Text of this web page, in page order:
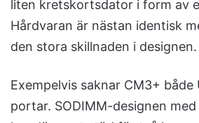
liten kretskortsdator i form av
Hårdvaran är nästan identisk
den stora skillnaden i designen.
Exempelvis saknar CM3+ både
portar. SODIMM-designen